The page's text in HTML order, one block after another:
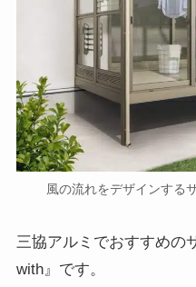
風の流れをデザインする
三協アルミでおすすめの
with』です。